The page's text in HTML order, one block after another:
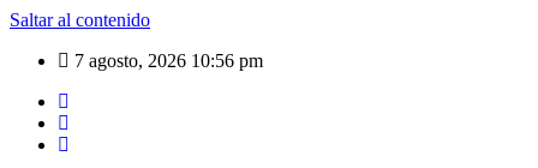
Saltar al contenido
7 agosto, 2026 10:56 pm